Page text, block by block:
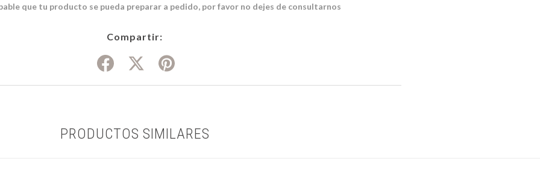
que tu producto se pueda preparar a pedido, por favor no dejes de consultarnos
Compartir:
PRODUCTOS SIMILARES